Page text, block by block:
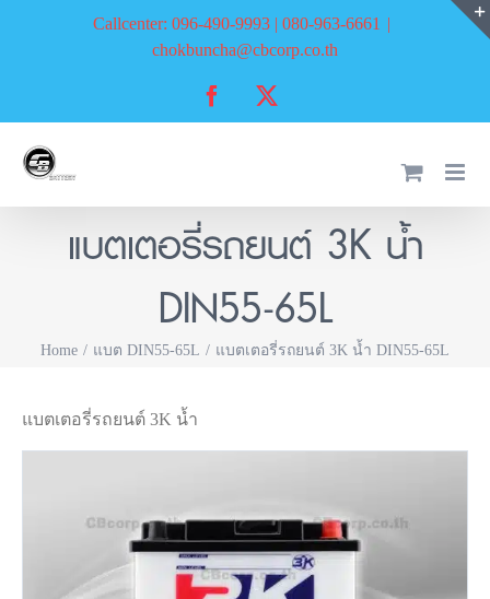
Callcenter: 096-490-9993 | 080-963-6661 |
chokbuncha@cbcorp.co.th
Facebook
แบตเตอรี่รถยนต์ 3K น้ำ
DIN55-65L
Home แบต DIN55-65L แบตเตอรี่รถยนต์ 3K น้ำ DIN55-65L
แบตเตอรี่รถยนต์ 3K น้ำ